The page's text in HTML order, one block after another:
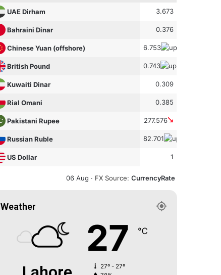
UAE Dirham 3.673
Bahraini Dinar 0.376
Chinese Yuan (offshore) 6.753
British Pound 0.743
Kuwaiti Dinar 0.309
Rial Omani 0.385
Pakistani Rupee 277.576
Russian Ruble 82.701
US Dollar 1
06 Aug · FX Source: CurrencyRate
Weather
27 ℃
27º - 27º